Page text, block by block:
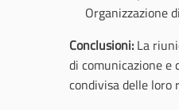
Organizzazione
Conclusioni: La
di comunicazione
condivisa delle loro